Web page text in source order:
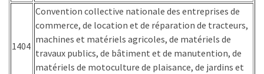
1404
Convention collective nationale des entreprises de
commerce, de location et de réparation de tracteurs,
machines et matériels agricoles, de matériels de
travaux publics, de bâtiment et de manutention, de
matériels de motoculture de plaisance, de jardins et